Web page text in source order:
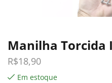
Manilha Torcida
R$18,90
Em estoque